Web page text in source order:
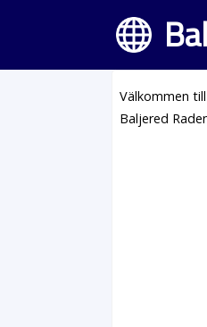
Välkommen
Baljered